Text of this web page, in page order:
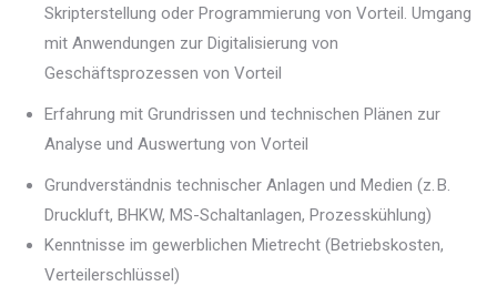
Skripterstellung oder Programmierung von Vorteil. Umgang
mit Anwendungen zur Digitalisierung von
Geschäftsprozessen von Vorteil
Erfahrung mit Grundrissen und technischen Plänen zur
Analyse und Auswertung von Vorteil
Grundverständnis technischer Anlagen und Medien (z. B.
Druckluft, BHKW, MS-Schaltanlagen, Prozesskühlung)
Kenntnisse im gewerblichen Mietrecht (Betriebskosten,
Verteilerschlüssel)